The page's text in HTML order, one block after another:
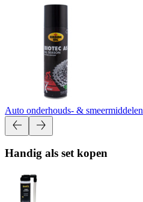
Auto onderhouds- & smeermiddelen
Handig als set kopen